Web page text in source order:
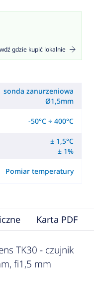
gdzie kupić lokalnie
sonda zanurzeniowa
Ø1,5mm
-50°C ÷ 400°C
± 1,5°C
± 1%
Pomiar temperatury
Karta PDF
TK30 - czujnik
fi1,5 mm